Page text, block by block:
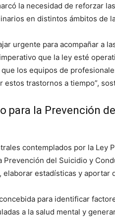
la necesidad de reforzar
en distintos ámbitos de
urgente para acompañar a
que la ley esté
los equipos de
estos trastornos a tiempo”,
para la Prevención
contemplados por la Ley
Prevención del Suicidio y
elaborar estadísticas y aportar
para identificar
a la salud mental y